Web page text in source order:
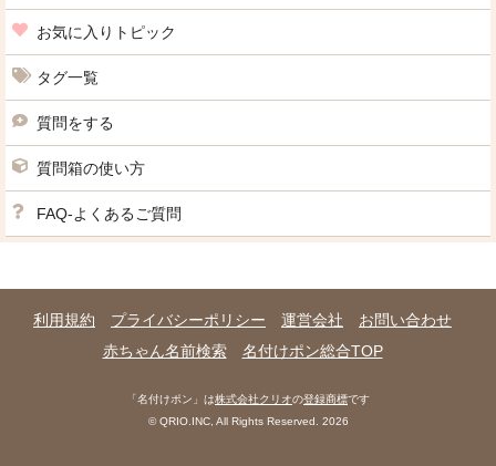
お気に入りトピック
タグ一覧
質問をする
質問箱の使い方
FAQ-よくあるご質問
利用規約 プライバシーポリシー 運営会社
お問い合わせ
赤ちゃん名前検索
名付けポン総合TOP
「名付けポン」は株式会社クリオの登録商標です
© QRIO.INC, All Rights Reserved. 2026